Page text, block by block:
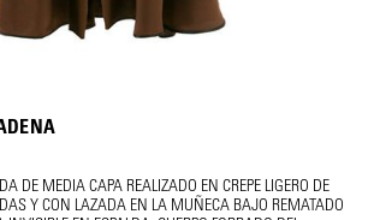
DE MEDIA CAPA REALIZADO EN CREPE LIGERO DE
Y CON LAZADA EN LA MUÑECA BAJO REMATADO